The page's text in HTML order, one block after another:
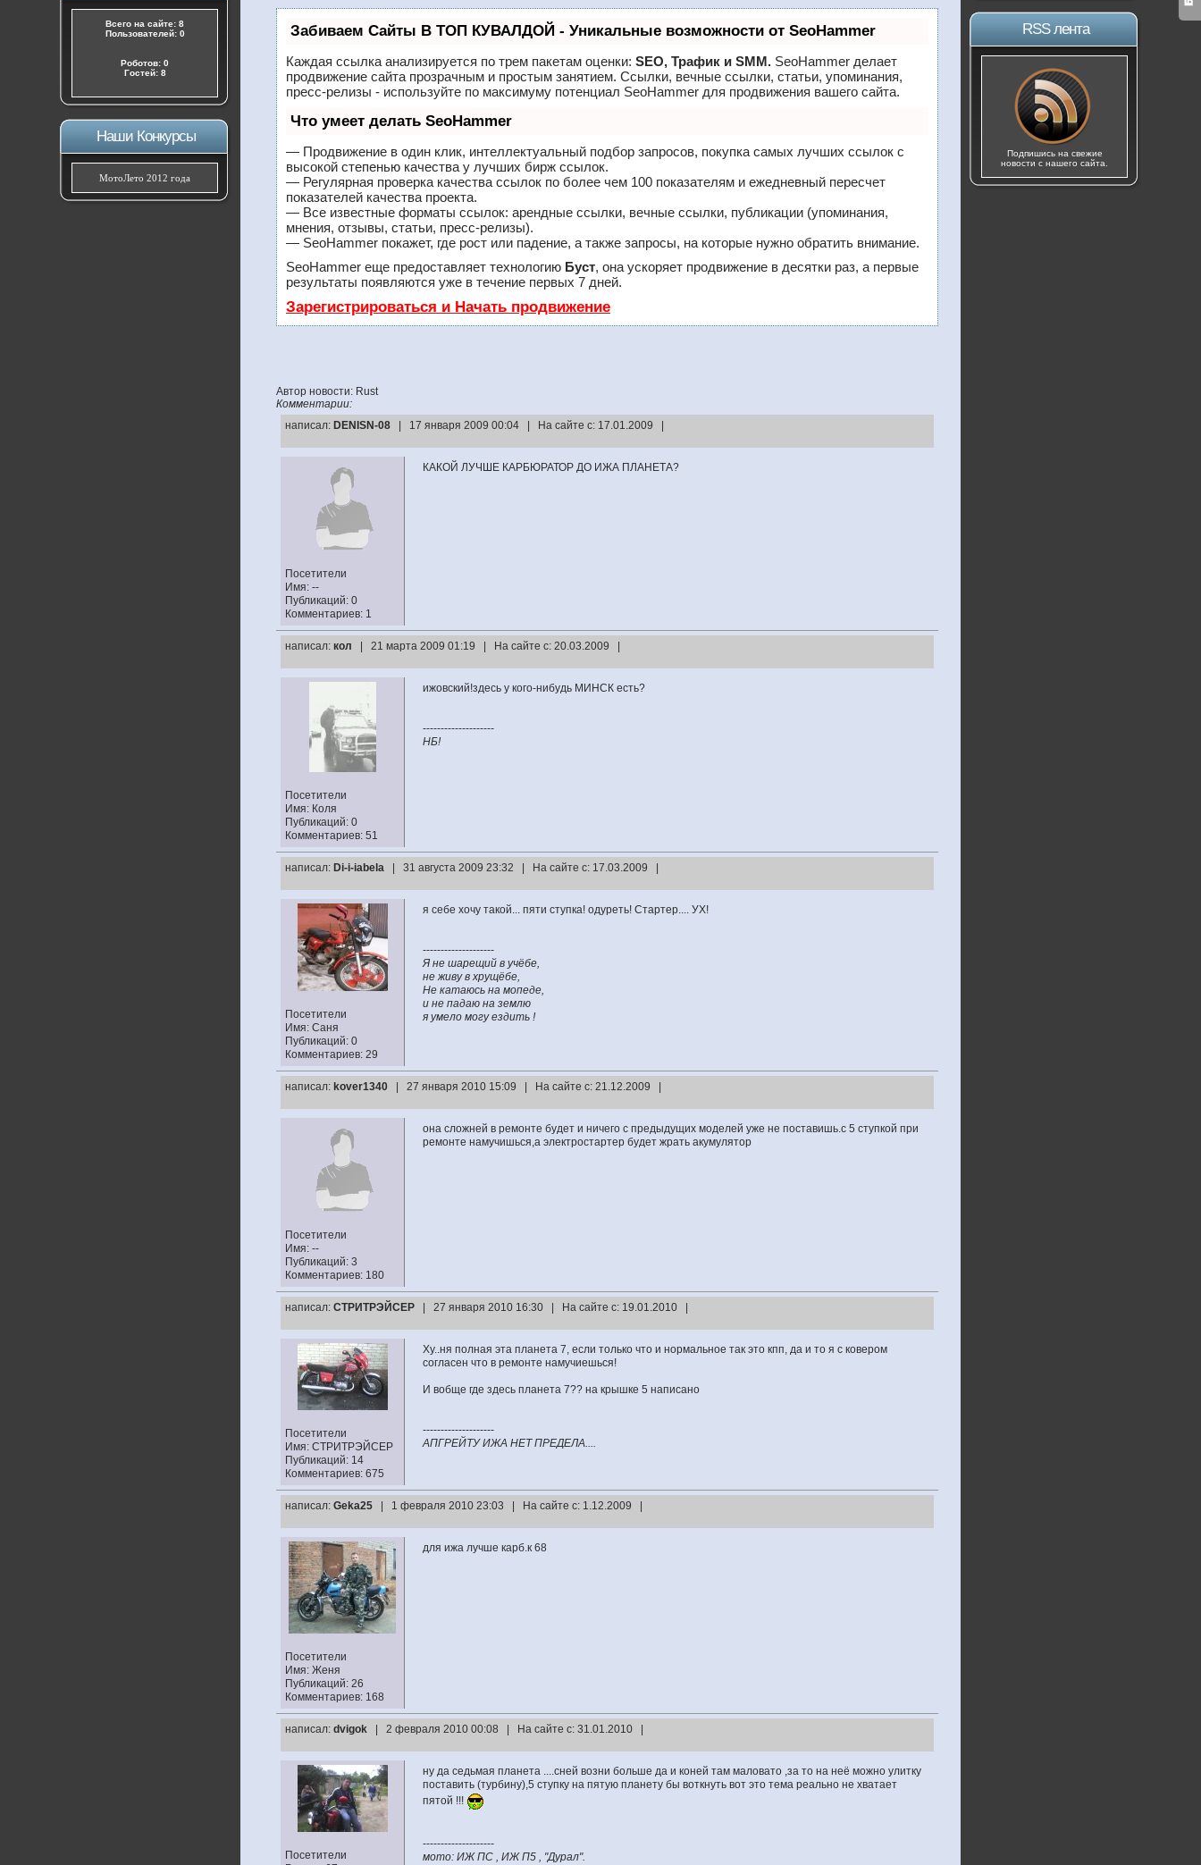
Всего на сайте: 8
Пользователей: 0
Роботов: 0
Гостей: 8
Наши Конкурсы
МотоЛето 2012 года
Забиваем Сайты В ТОП КУВАЛДОЙ - Уникальные возможности от SeoHammer
Каждая ссылка анализируется по трем пакетам оценки: SEO, Трафик и SMM. SeoHammer делает
продвижение сайта прозрачным и простым занятием. Ссылки, вечные ссылки, статьи, упоминания,
пресс-релизы - используйте по максимуму потенциал SeoHammer для продвижения вашего сайта.
Что умеет делать SeoHammer
— Продвижение в один клик, интеллектуальный подбор запросов, покупка самых лучших ссылок с
высокой степенью качества у лучших бирж ссылок.
— Регулярная проверка качества ссылок по более чем 100 показателям и ежедневный пересчет
показателей качества проекта.
— Все известные форматы ссылок: арендные ссылки, вечные ссылки, публикации (упоминания,
мнения, отзывы, статьи, пресс-релизы).
— SeoHammer покажет, где рост или падение, а также запросы, на которые нужно обратить внимание.
SeoHammer еще предоставляет технологию Буст, она ускоряет продвижение в десятки раз, а первые
результаты появляются уже в течение первых 7 дней.
Зарегистрироваться и Начать продвижение
Автор новости: Rust
Комментарии:
написал: DENISN-08 | 17 января 2009 00:04 | На сайте с: 17.01.2009 |
Посетители
Имя: --
Публикаций: 0
Комментариев: 1
КАКОЙ ЛУЧШЕ КАРБЮРАТОР ДО ИЖА ПЛАНЕТА?
написал: кол | 21 марта 2009 01:19 | На сайте с: 20.03.2009 |
Посетители
Имя: Коля
Публикаций: 0
Комментариев: 51
ижовский!здесь у кого-нибудь МИНСК есть?
--------------------
НБ!
написал: Di-i-iabela | 31 августа 2009 23:32 | На сайте с: 17.03.2009 |
Посетители
Имя: Саня
Публикаций: 0
Комментариев: 29
я себе хочу такой... пяти ступка! одуреть! Стартер.... УХ!
--------------------
Я не шарещий в учёбе,
не живу в хрущёбе,
Не катаюсь на мопеде,
и не падаю на землю
я умело могу ездить !
написал: kover1340 | 27 января 2010 15:09 | На сайте с: 21.12.2009 |
Посетители
Имя: --
Публикаций: 3
Комментариев: 180
она сложней в ремонте будет и ничего с предыдущих моделей уже не поставишь.с 5 ступкой при
ремонте намучишься,а электростартер будет жрать акумулятор
написал: СТРИТРЭЙСЕР | 27 января 2010 16:30 | На сайте с: 19.01.2010 |
Посетители
Имя: СТРИТРЭЙСЕР
Публикаций: 14
Комментариев: 675
Ху..ня полная эта планета 7, если только что и нормальное так это кпп, да и то я с ковером
согласен что в ремонте намучиешься!
И вобще где здесь планета 7?? на крышке 5 написано
--------------------
АПГРЕЙТУ ИЖА НЕТ ПРЕДЕЛА....
написал: Geka25 | 1 февраля 2010 23:03 | На сайте с: 1.12.2009 |
Посетители
Имя: Женя
Публикаций: 26
Комментариев: 168
для ижа лучше карб.к 68
написал: dvigok | 2 февраля 2010 00:08 | На сайте с: 31.01.2010 |
Посетители
ну да седьмая планета ....сней возни больше да и коней там маловато ,за то на неё можно улитку
поставить (турбину),5 ступку на пятую планету бы воткнуть вот это тема реально не хватает
пятой !!!
--------------------
мото: ИЖ ПС , ИЖ П5 , "Дурал".
RSS лента
Подпишись на свежие
новости с нашего сайта.